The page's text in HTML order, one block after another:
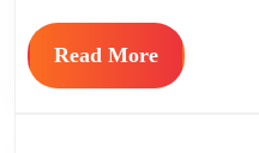
Read MoreRead
More